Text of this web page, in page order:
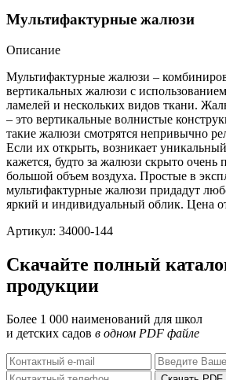
Мультифактурные жалюзи
Описание
Мультифактурные жалюзи –
вертикальных жалюзи с
ламелей и нескольких видов ткани.
– это вертикальные волнистые
такие жалюзи смотрятся непривычно
Если их открыть, возникает
кажется, будто за жалюзи скрыто очень
большой объем воздуха. Простые в
мультифактурные жалюзи придадут
яркий и индивидуальный облик. Цена
Артикул: 34000-144
Скачайте полный
продукции
Более 1 000 наименований для школ
и детских садов в одном PDF файле